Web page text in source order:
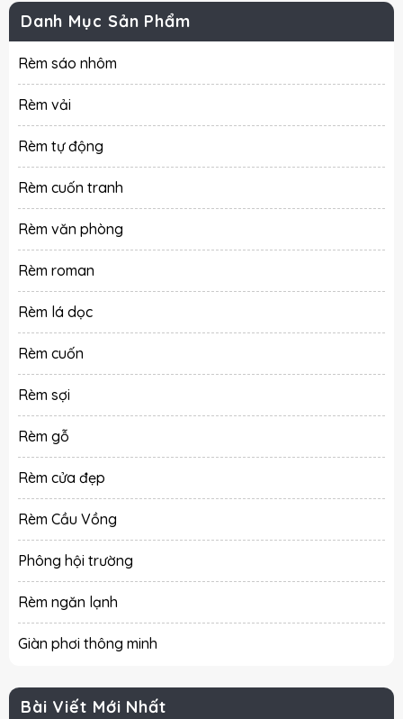
Danh Mục Sản Phẩm
Rèm sáo nhôm
Rèm vải
Rèm tự động
Rèm cuốn tranh
Rèm văn phòng
Rèm roman
Rèm lá dọc
Rèm cuốn
Rèm sợi
Rèm gỗ
Rèm cửa đẹp
Rèm Cầu Vồng
Phông hội trường
Rèm ngăn lạnh
Giàn phơi thông minh
Bài Viết Mới Nhất